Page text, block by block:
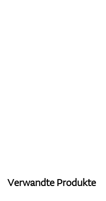
Verwandte Produkte